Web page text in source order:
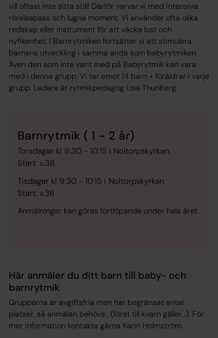
vill oftast inte sitta still! Därför varvar vi med intensiva
rörelsepass och lugna moment. Vi använder ofta olika
redskap eller instrument för att väcka lust och
nyfikenhet. I Barnrytmiken fortsätter vi att stimulera
barnens utveckling i samma anda som babyrytmiken.
Även den som inte varit med på Babyrytmik kan vara
med i denna grupp. Vi tar emot 14 barn + föräldrar i varje
grupp. Ledare är rytmikpedagog Lisa Thunberg.
Barnrytmik ( 1 - 2 år)
Torsdagar kl 9:30 - 10:15 i Noltorpskyrkan.
Start: v.38
Tisdagar kl 9:30 - 10:15 i Noltorpskyrkan.
Start: v.36
Anmälningar kan göras fortlöpande under hela året.
Här anmäler du ditt barn till baby- och
barnrytmik
Grupperna är avgiftsfria men har begränsat antal
platser, så anmälan behövs , (först till kvarn gäller…). För
mer information kontakta gärna Karin Holmström.